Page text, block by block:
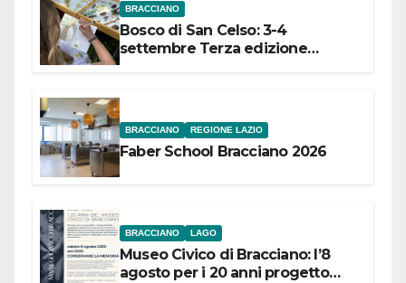
BRACCIANO
Bosco di San Celso: 3-4
settembre Terza edizione
BRACCIANO REGIONE LAZIO
Faber School Bracciano 2026
BRACCIANO LAGO
Museo Civico di Bracciano: l’8
agosto per i 20 anni progetto